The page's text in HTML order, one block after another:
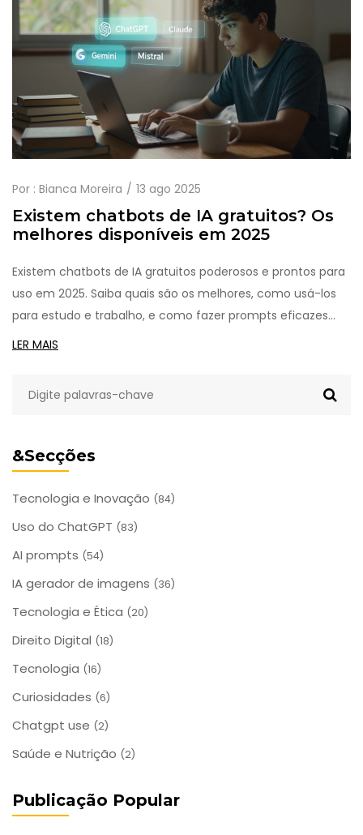
&Secções
Tecnologia e Inovação (84)
Uso do ChatGPT (83)
AI prompts (54)
IA gerador de imagens (36)
Tecnologia e Ética (20)
Direito Digital (18)
Tecnologia (16)
Curiosidades (6)
Chatgpt use (2)
Saúde e Nutrição (2)
Publicação Popular
Por : Bianca Moreira 13 ago 2025
Existem chatbots de IA gratuitos? Os
melhores disponíveis em 2025
Existem chatbots de IA gratuitos poderosos e prontos para
uso em 2025. Saiba quais são os melhores, como usá-los
para estudo e trabalho, e como fazer prompts eficazes
sem pagar nada.
LER MAIS